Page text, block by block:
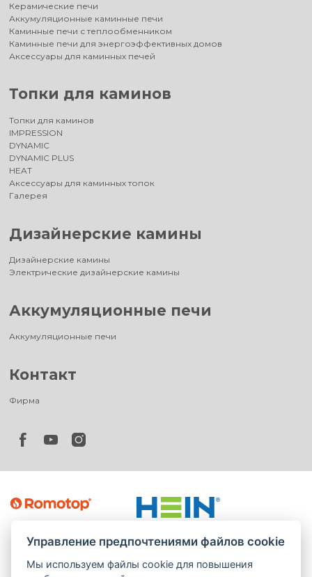
Керамические печи
Аккумуляционные каминные печи
Каминные печи с теплообменником
Каминные печи для энергоэффективных домов
Аксессуары для каминных печей
Топки для каминов
Топки для каминов
IMPRESSION
DYNAMIC
DYNAMIC PLUS
HEAT
Аксессуары для каминных топок
Галерея
Дизайнерские камины
Дизайнерские камины
Электрические дизайнерские камины
Аккумуляционные печи
Аккумуляционные печи
Контакт
Фирма
Управление предпочтениями файлов cookie
Мы используем файлы cookie для повышения